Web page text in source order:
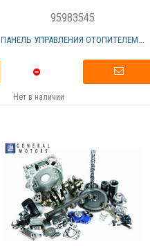
95983545
ПАНЕЛЬ УПРАВЛЕНИЯ ОТОПИТЕЛЕМ...
Нет в наличии